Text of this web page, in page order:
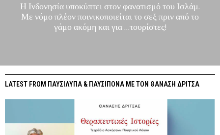
Η Ινδονησία υποκύπτει στον φανατισμό του Ισλάμ.
Με νόμο πλέον ποινικοποιείται το σεξ πριν από το
γάμο ακόμη και για …τουρίστες!
LATEST FROM ΠΑΥΣΙΛΥΠΑ & ΠΑΥΣΙΠΟΝΑ ΜΕ ΤΟΝ ΘΑΝΑΣΗ ΔΡΙΤΣΑ